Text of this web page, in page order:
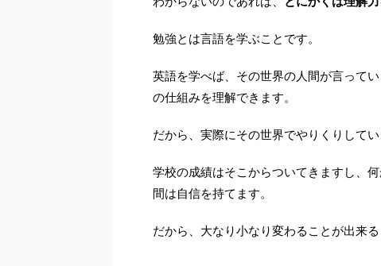
勉強とは言語を学ぶことです。
英語を学べば、その世界の人間が言って
の仕組みを理解できます。
だから、実際にその世界でやりくりして
学校の成績はそこからついてきますし、
間は自信を持てます。
だから、大なり小なり変わることが出来る